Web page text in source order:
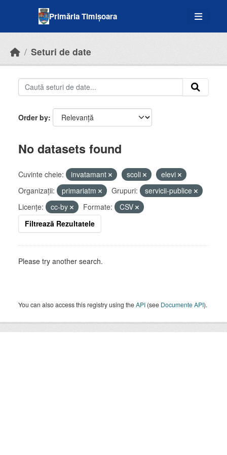
Primăria Timișoara
Seturi de date
Order by
No datasets found
Cuvinte cheie: invatamant scoli
elevi
Organizații:
primariatm Grupuri:
servicii-publice
Licenţe:
cc-by Formate:
CSV
Filtrează Rezultatele
Please try another search.
You can also access this registry using theAPI (see Documente API).